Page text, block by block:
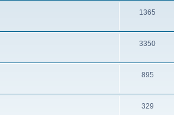
1365
3350
895
329